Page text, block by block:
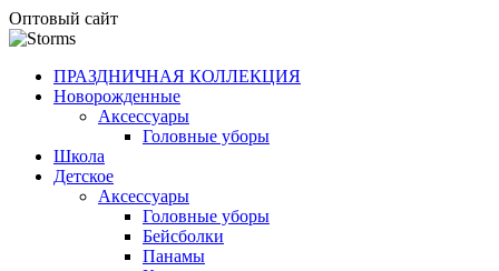
Оптовый сайт
ПРАЗДНИЧНАЯ КОЛЛЕКЦИЯ
Новорожденные
Аксессуары
Головные уборы
Школа
Детское
Аксессуары
Головные уборы
Бейсболки
Панамы